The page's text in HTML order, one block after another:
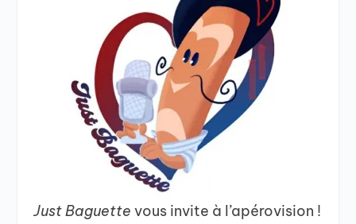
Just Baguettevous invite à l’apérovision !